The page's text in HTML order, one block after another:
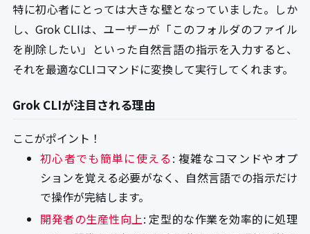
特に初心者にとっては大きな壁となっていました。しか
し、Grok CLIは、ユーザーが「このフォルダのファイル
を削除したい」といった自然言語の指示を入力すると、
それを最適なCLIコマンドに変換して実行してくれます。
Grok CLIが注目される理由
ここがポイント！
初心者でも簡単に使える : 複雑なコマンドやオプ
ションを覚える必要がなく、自然言語での指示だけ
で操作が完結します。
開発者の生産性向上: 定型的な作業を効率的に処理